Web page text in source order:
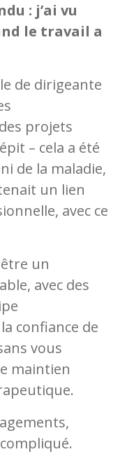
: j’ai vu
le travail a
de dirigeante
projets
– cela a été
de la maladie,
un lien
avec ce
un
avec des
confiance de
vous
maintien